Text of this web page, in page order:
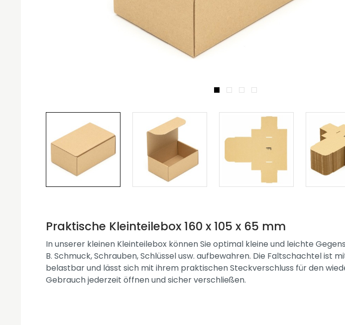
Praktische Kleinteilebox 160 x 105 x 65 mm
In unserer kleinen Kleinteilebox können Sie optimal kleine und leichte
B. Schmuck, Schrauben, Schlüssel usw. aufbewahren. Die Faltschachtel ist
belastbar und lässt sich mit ihrem praktischen Steckverschluss für den
Gebrauch jederzeit öffnen und sicher verschließen.